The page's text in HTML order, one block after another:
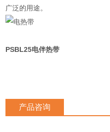
广泛的用途。
PSBL25电伴热带
产品咨询